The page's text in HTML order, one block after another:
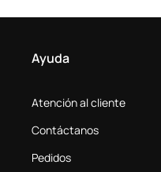
Ayuda
Atención al cliente
Contáctanos
Pedidos